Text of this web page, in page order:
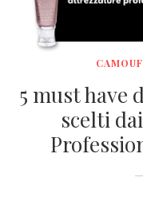
5 must have
scelti